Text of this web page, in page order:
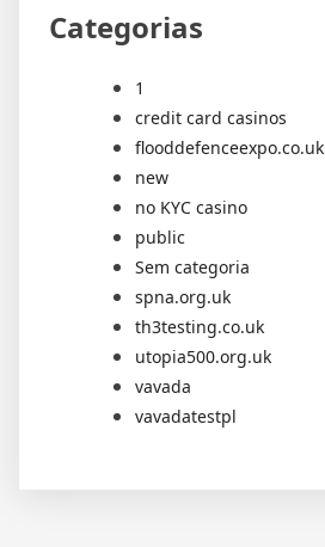
Categorias
1
credit card casinos
flooddefenceexpo.co.uk
new
no KYC casino
public
Sem categoria
spna.org.uk
th3testing.co.uk
utopia500.org.uk
vavada
vavadatestpl